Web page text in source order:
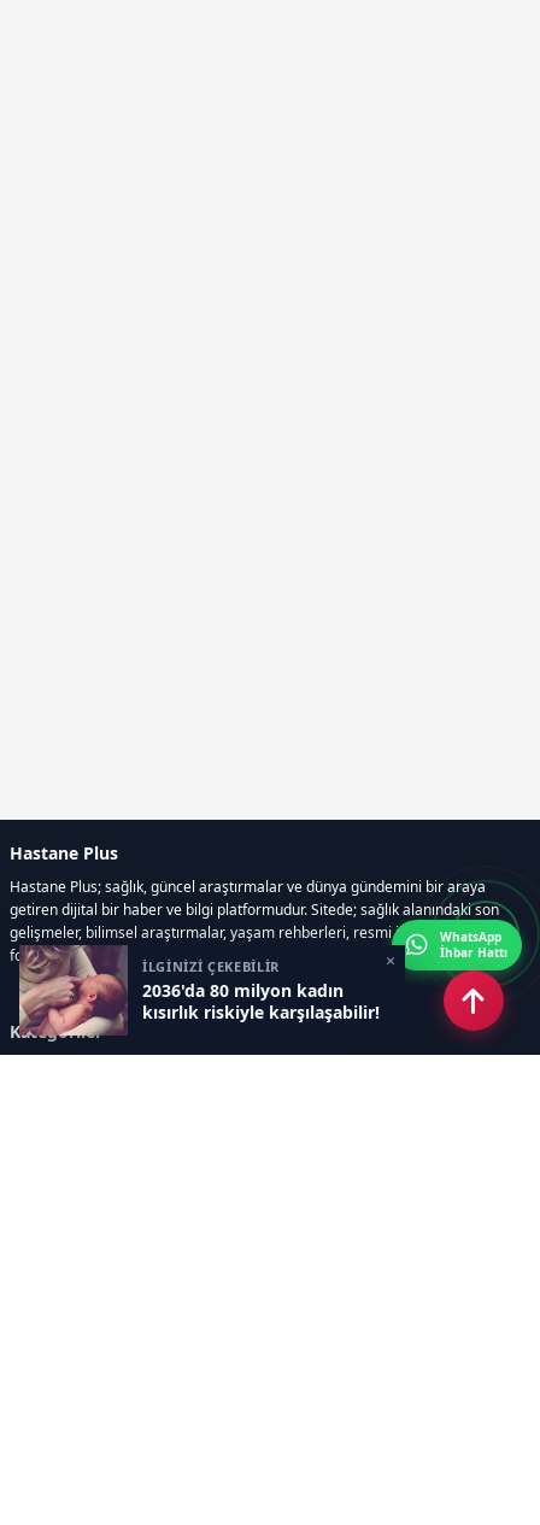
İLGİNİZİ ÇEKEBİLİR
2036'da 80 milyon kadın
kısırlık riskiyle karşılaşabilir!
×
Hastane Plus
Hastane Plus; sağlık, güncel araştırmalar ve dünya gündemini bir araya
getiren dijital bir haber ve bilgi platformudur. Sitede; sağlık alanındaki son
gelişmeler, bilimsel araştırmalar, yaşam rehberleri, resmi ilanlar, video ve
fotoğraf galerileri ve e-gazete içerikleri yer almaktadır.
Kategoriler
WhatsApp
İhbar Hattı